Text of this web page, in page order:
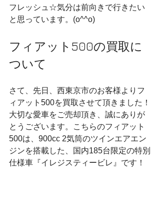
フレッシュ☆気分は前向きで行きたい
と思っています。(o^^o)
フィアット500の買取に
ついて
さて、先日、西東京市のお客様よりフ
ィアット500を買取させて頂きました！
大切な愛車をご売却頂き、誠にありが
とうございます。こちらのフィアット
500は、900cc 2気筒のツインエアエン
ジンを搭載した、国内185台限定の特別
仕様車『イレジスティービレ』です！